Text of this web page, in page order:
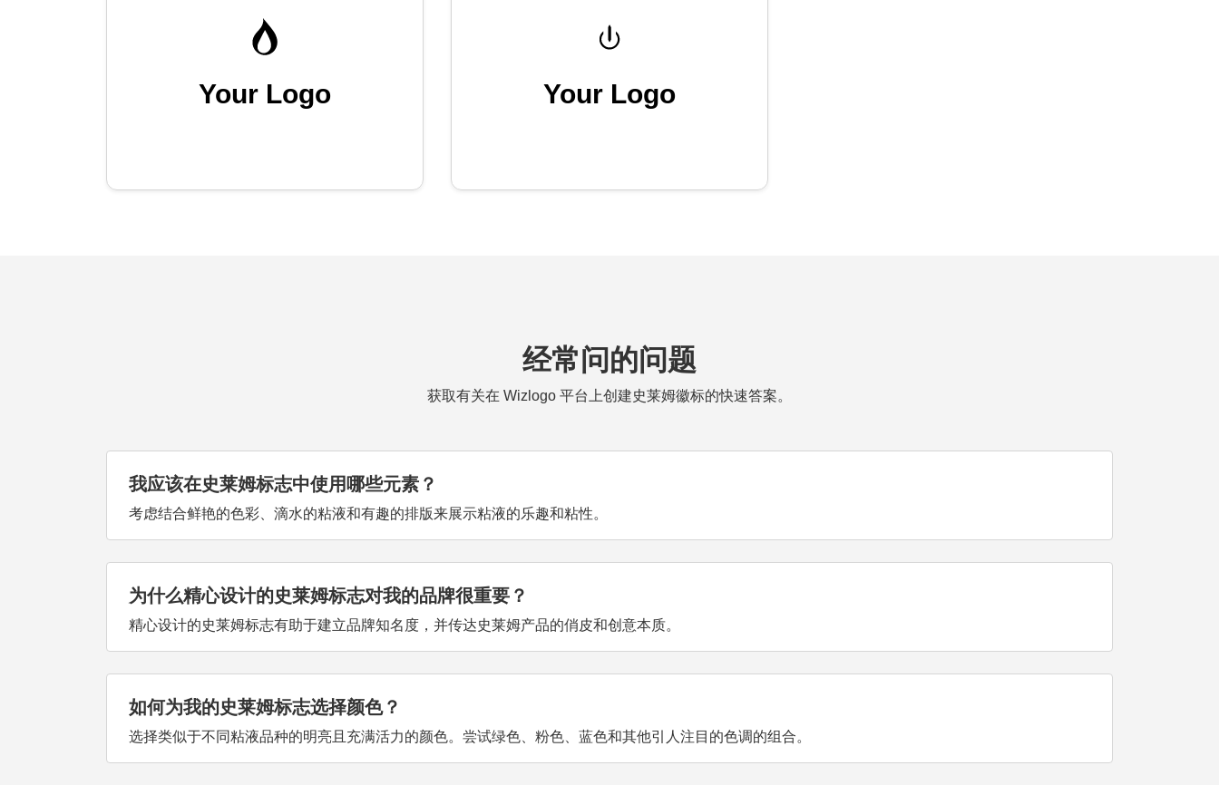
Your Logo Your Logo
经常问的问题
获取有关在 Wizlogo 平台上创建史莱姆徽标的快速答案。
我应该在史莱姆标志中使用哪些元素？
考虑结合鲜艳的色彩、滴水的粘液和有趣的排版来展示粘液的乐趣和粘性。
为什么精心设计的史莱姆标志对我的品牌很重要？
精心设计的史莱姆标志有助于建立品牌知名度，并传达史莱姆产品的俏皮和创意本质。
如何为我的史莱姆标志选择颜色？
选择类似于不同粘液品种的明亮且充满活力的颜色。尝试绿色、粉色、蓝色和其他引人注目的色调的组合。